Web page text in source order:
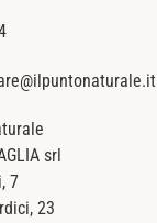
srl
7
23